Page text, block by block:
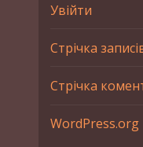
Увійти
Стрічка
Стрічка
WordPress.org